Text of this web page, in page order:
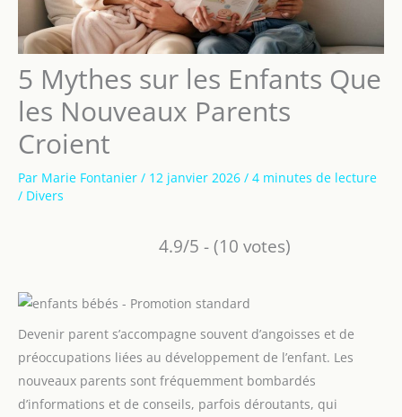
5 Mythes sur les Enfants Que
les Nouveaux Parents
Croient
Par Marie Fontanier / 12 janvier 2026 / 4 minutes de lecture
/ Divers
4.9/5 - (10 votes)
Devenir parent s’accompagne souvent d’angoisses et de
préoccupations liées au développement de l’enfant. Les
nouveaux parents sont fréquemment bombardés
d’informations et de conseils, parfois déroutants, qui